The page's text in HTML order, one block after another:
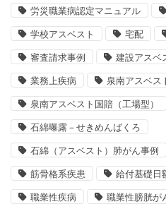
労災職業病認定マニュアル
学校アスベスト 宅配
審査請求事例 建設アスベ
業務上疾病 泉南アスベス
泉南アスベスト国賠（工場型）
石綿曝露－せきめんばくろ
石綿（アスベスト）肺がん事例
筋骨格系疾患 給付基礎日
職業性疾病 職業性膀胱が